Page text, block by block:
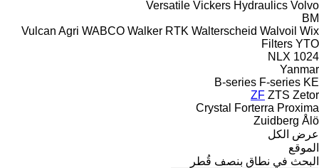
Versatile Vickers Hydraulics Volvo
BM
Vulcan Agri WABCO Walker RTK Walterscheid Walvoil Wix
Filters YTO
NLX 1024
Yanmar
B-series F-series KE
ZF ZTS Zetor
Crystal
Forterra Proxima
Zuidberg Ålö
عرض الكل
الموقع
البحث في نطاق بنصف قُطر